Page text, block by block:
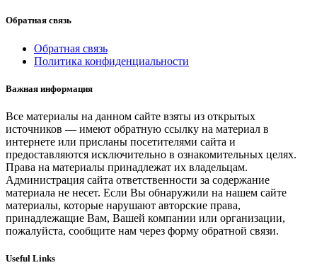
Обратная связь
Обратная связь
Политика конфиденциальности
Важная информация
Все материалы на данном сайте взяты из открытых
источников — имеют обратную ссылку на материал в
интернете или присланы посетителями сайта и
предоставляются исключительно в ознакомительных целях.
Права на материалы принадлежат их владельцам.
Администрация сайта ответственности за содержание
материала не несет. Если Вы обнаружили на нашем сайте
материалы, которые нарушают авторские права,
принадлежащие Вам, Вашей компании или организации,
пожалуйста, сообщите нам через форму обратной связи.
Useful Links